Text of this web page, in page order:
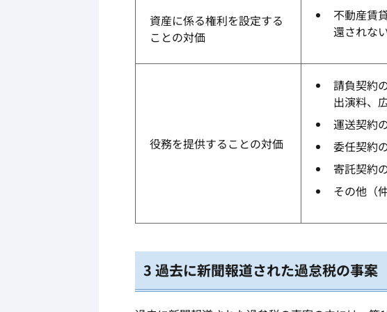
資産に係る権利を設定する
ことの対価
不動産賃
還されな
役務を提供することの対価
請負契約
出演料、
運送契約
委任契約
寄託契約
その他（
3 過去に新聞報道された過怠税の事案